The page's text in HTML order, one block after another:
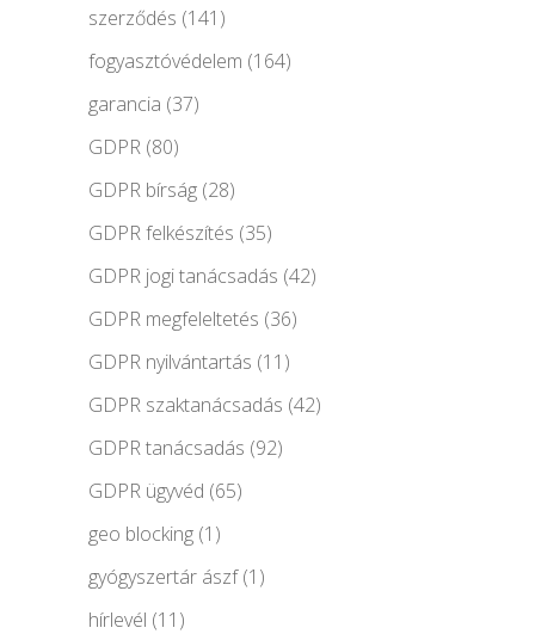
szerződés (141)
fogyasztóvédelem (164)
garancia (37)
GDPR (80)
GDPR bírság (28)
GDPR felkészítés (35)
GDPR jogi tanácsadás (42)
GDPR megfeleltetés (36)
GDPR nyilvántartás (11)
GDPR szaktanácsadás (42)
GDPR tanácsadás (92)
GDPR ügyvéd (65)
geo blocking (1)
gyógyszertár ászf(1)
hírlevél (11)